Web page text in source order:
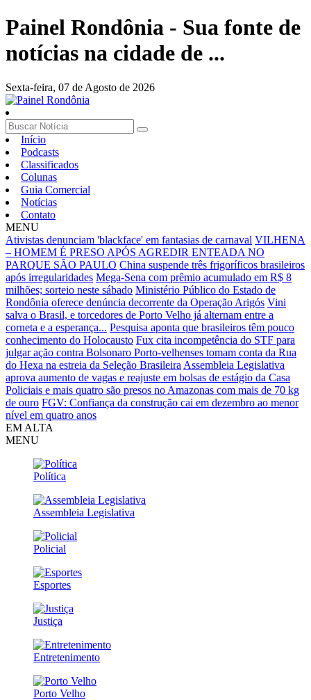
Painel Rondônia - Sua fonte de
notícias na cidade de ...
Sexta-feira, 07 de Agosto de 2026
Início
Podcasts
Classificados
Colunas
Guia Comercial
Notícias
Contato
MENU
Ativistas denunciam 'blackface' em fantasias de carnaval VILHENA
– HOMEM É PRESO APÓS AGREDIR ENTEADA NO
PARQUE SÃO PAULO China suspende três frigoríficos brasileiros
após irregularidades Mega-Sena com prêmio acumulado em R$ 8
milhões; sorteio neste sábado Ministério Público do Estado de
Rondônia oferece denúncia decorrente da Operação Arigós Vini
salva o Brasil, e torcedores de Porto Velho já alternam entre a
corneta e a esperança... Pesquisa aponta que brasileiros têm pouco
conhecimento do Holocausto Fux cita incompetência do STF para
julgar ação contra Bolsonaro Porto-velhenses tomam conta da Rua
do Hexa na estreia da Seleção Brasileira Assembleia Legislativa
aprova aumento de vagas e reajuste em bolsas de estágio da Casa
Policiais e mais quatro são presos no Amazonas com mais de 70 kg
de ouro FGV: Confiança da construção cai em dezembro ao menor
nível em quatro anos
EM ALTA
MENU
Política
Assembleia Legislativa
Policial
Esportes
Justiça
Entretenimento
Porto Velho